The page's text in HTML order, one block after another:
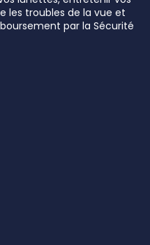
les troubles de la vue et
par la Sécurité